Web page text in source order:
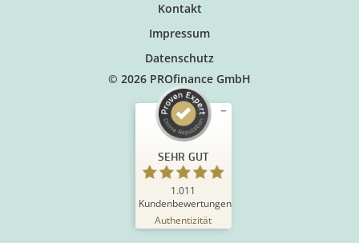
Kontakt
Impressum
Datenschutz
© 2026 PROfinance GmbH
SEHR GUT
1.011
Kundenbewertungen
Authentizität